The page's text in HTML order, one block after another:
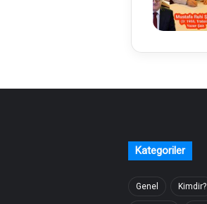
Kategoriler
Genel Kimdir?